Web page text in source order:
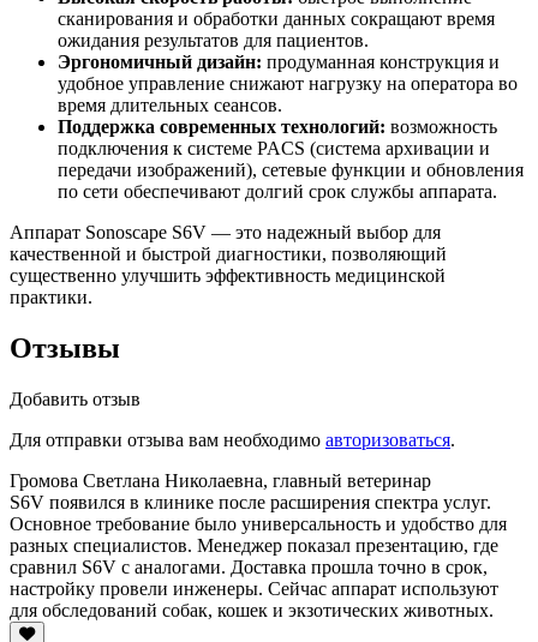
сканирования и обработки данных сокращают время
ожидания результатов для пациентов.
Эргономичный дизайн: продуманная конструкция и
удобное управление снижают нагрузку на оператора во
время длительных сеансов.
Поддержка современных технологий: возможность
подключения к системе PACS (система архивации и
передачи изображений), сетевые функции и обновления
по сети обеспечивают долгий срок службы аппарата.
Аппарат Sonoscape S6V — это надежный выбор для
качественной и быстрой диагностики, позволяющий
существенно улучшить эффективность медицинской
практики.
Отзывы
Добавить отзыв
Для отправки отзыва вам необходимо авторизоваться.
Громова Светлана Николаевна, главный ветеринар
S6V появился в клинике после расширения спектра услуг.
Основное требование было универсальность и удобство для
разных специалистов. Менеджер показал презентацию, где
сравнил S6V с аналогами. Доставка прошла точно в срок,
настройку провели инженеры. Сейчас аппарат используют
для обследований собак, кошек и экзотических животных.